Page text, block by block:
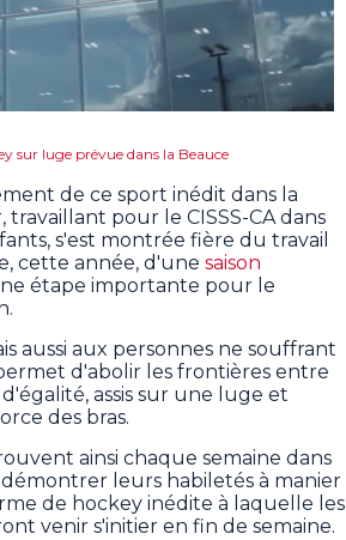
sur luge prévue dans la Beauce
de ce sport inédit dans la
pour le CISSS-CA dans
s'est montrée fière du travail
cette année, d'une saison
étape importante pour le
aussi aux personnes ne souffrant
d'abolir les frontières entre
assis sur une luge et
des bras.
ainsi chaque semaine dans
leurs habiletés à manier
de hockey inédite à laquelle les
venir s'initier en fin de semaine.